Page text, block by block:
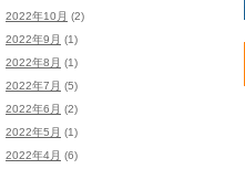
2022年10月 (2)
2022年9月 (1)
2022年8月 (1)
2022年7月 (5)
2022年6月 (2)
2022年5月 (1)
2022年4月 (6)